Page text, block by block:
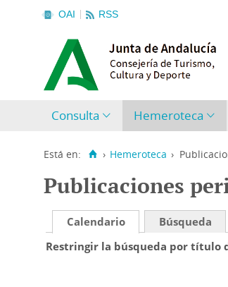
OAI RSS
Consulta Hemeroteca
Está en: › Hemeroteca ›
Publicaciones
Calendario Búsqueda
Restringir la búsqueda por título